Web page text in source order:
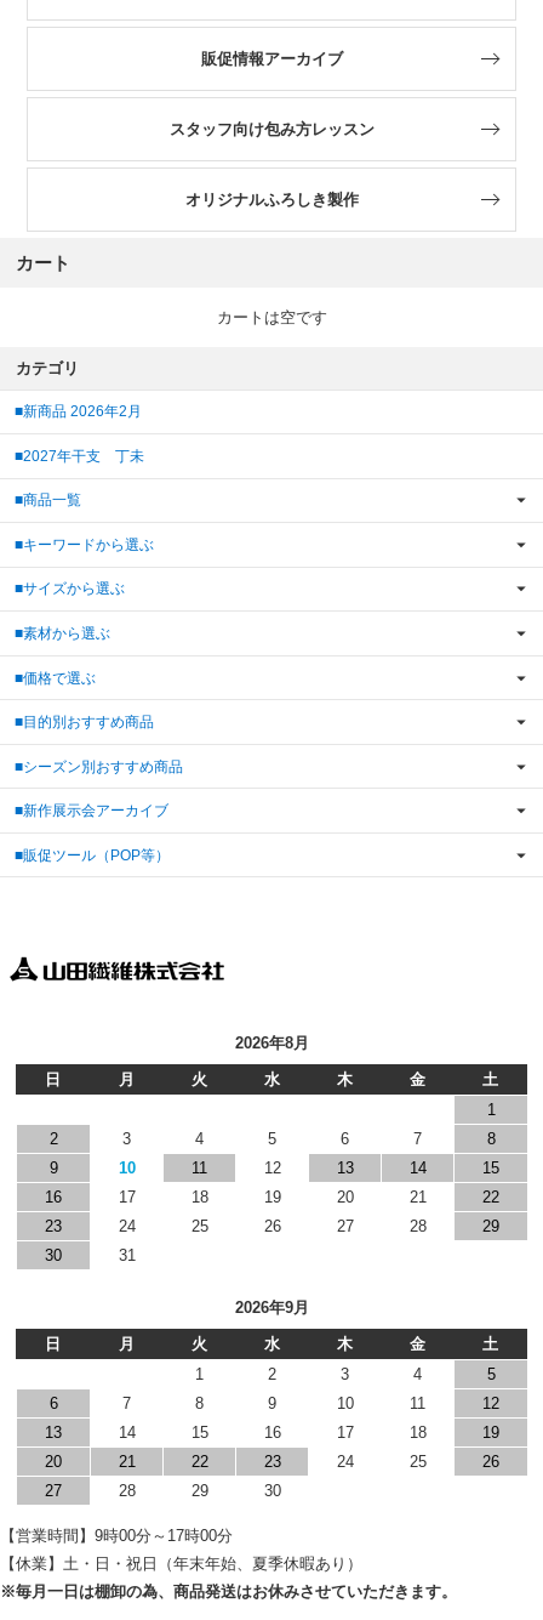
販促情報アーカイブ
スタッフ向け包み方レッスン
オリジナルふろしき製作
カート
カートは空です
カテゴリ
■新商品 2026年2月
■2027年干支 丁未
■商品一覧
■キーワードから選ぶ
■サイズから選ぶ
■素材から選ぶ
■価格で選ぶ
■目的別おすすめ商品
■シーズン別おすすめ商品
■新作展示会アーカイブ
■販促ツール（POP等）
2026年8月
日
月 火 水 木 金
土
1
2
3 4 5 6 7
8
9
10 11 12 13 14
15
16
17 18 19 20 21
22
23
24 25 26 27 28
29
30
31
2026年9月
日
月 火 水 木 金
土
1
2 3 4
5
6
7 8 9 10 11
12
13
14 15 16 17 18
19
20
21 22 23 24 25
26
27
28 29 30
【営業時間】9時00分～17時00分
【休業】土・日・祝日（年末年始、夏季休暇あり）
※毎月一日は棚卸の為、商品発送はお休みさせていただきます。